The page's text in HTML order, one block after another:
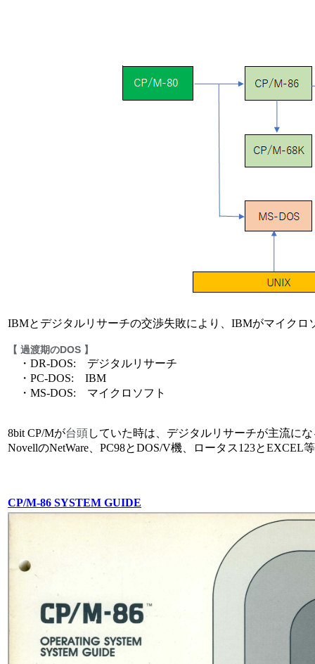
IBMとデジタルリサーチの交渉失敗により、IBMがマイク
【 過渡期のDOS 】
・DR-DOS: デジタルリサーチ
・PC-DOS: IBM
・MS-DOS: マイクロソフト
8bit CP/Mが台頭していた時は、デジタルリサーチが主流に
NovellのNetWare、PC98とDOS/V機、ロータス123とEXCEL
CP/M-86 SYSTEM GUIDE